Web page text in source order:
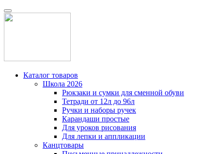
Каталог товаров
Школа 2026
Рюкзаки и сумки для сменной обуви
Тетради от 12л до 96л
Ручки и наборы ручек
Карандаши простые
Для уроков рисования
Для лепки и аппликации
Канцтовары